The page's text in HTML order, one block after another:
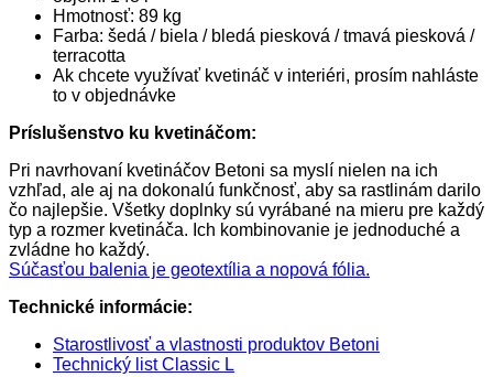
Hmotnosť: 89 kg
Farba: šedá / biela / bledá piesková / tmavá piesková /
terracotta
Ak chcete využívať kvetináč v interiéri, prosím nahláste
to v objednávke
Prísl ušenstvo ku kvetináčom:
Pri navrhovaní kvetináčov Betoni sa myslí nielen na ich
vzhľad, ale aj na dokonalú funkčnosť, aby sa rastlinám darilo
čo najlepšie. Všetky doplnky sú vyrábané na mieru pre každý
typ a rozmer kvetináča. Ich kombinovanie je jednoduché a
zvládne ho každý.
Súčasťou balenia je geotextília a nopová fólia.
Technické informácie:
Starostlivosť a vlastnosti produktov Betoni
Technický list Classic L